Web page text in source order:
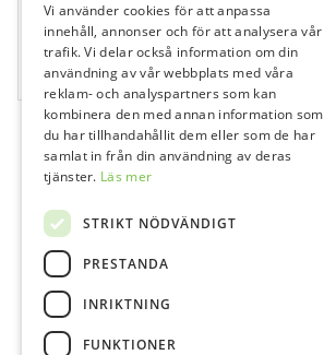
531436
NiTi K-Filar Nr 15, 21 mm
6 st
Vi använder cookies för att anpassa
innehåll, annonser och för att analysera vår
trafik. Vi delar också information om din
användning av vår webbplats med våra
reklam- och analyspartners som kan
kombinera den med annan information som
du har tillhandahållit dem eller som de har
samlat in från din användning av deras
tjänster. Läs mer
STRIKT NÖDVÄNDIGT
PRESTANDA
INRIKTNING
FUNKTIONER